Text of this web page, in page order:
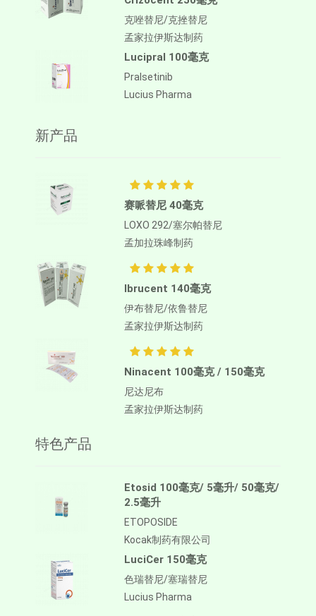
克唑替尼/克挫替尼
孟家拉伊斯达制药
Lucipral 100毫克
Pralsetinib
Lucius Pharma
新产品
赛哌替尼 40毫克
LOXO 292/塞尔帕替尼
孟加拉珠峰制药
Ibrucent 140毫克
伊布替尼/依鲁替尼
孟家拉伊斯达制药
Ninacent 100毫克 / 150毫克
尼达尼布
孟家拉伊斯达制药
特色产品
Etosid 100毫克/ 5毫升/ 50毫克/
2.5毫升
ETOPOSIDE
Kocak制药有限公司
LuciCer 150毫克
色瑞替尼/塞瑞替尼
Lucius Pharma